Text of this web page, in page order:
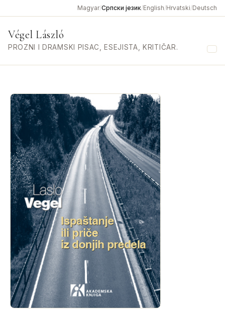
Magyar/Српски језик/English/Hrvatski/Deutsch
Végel László
PROZNI I DRAMSKI PISAC, ESEJISTA, KRITIČAR.